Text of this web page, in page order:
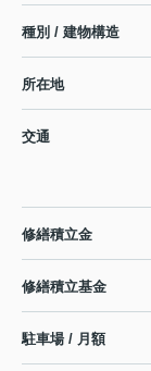
種別 / 建物構造
所在地
交通
修繕積立金
修繕積立基金
駐車場 / 月額